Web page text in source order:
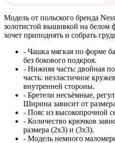
Модель от польского бренда
золотистой вышивкой на белом
хочет приподнять и собрать
- Чашка мягкая по форме
без бокового подкроя.
- Нижняя часть: двойная
часть: неэластичное
внутренней стороны.
- Бретели несъёмные,
Ширина зависит от
- Пояс из высокопрочной
- Количество крючков
размера (2х3) и (3х3).
- Модель немного